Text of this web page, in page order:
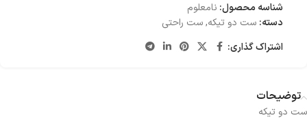
شناسه محصول: نامعلوم
دسته: ست دو تیکه,ست راحتی
اشتراک گذاری:
توضیحات
ست دو تیکه